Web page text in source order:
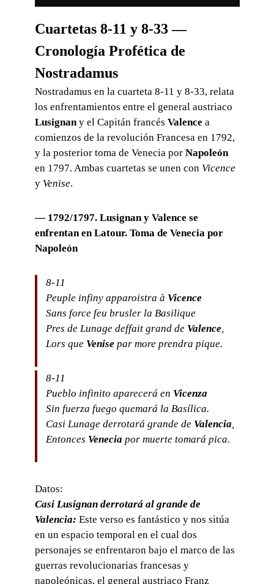
Cuartetas 8-11 y 8-33 —
Cronología Profética de
Nostradamus
Nostradamus en la cuarteta 8-11 y 8-33, relata
los enfrentamientos entre el general austriaco
Lusignany el Capitán francés Valence a
comienzos de la revolución Francesa en 1792,
y la posterior toma de Venecia por Napoleón
en 1797. Ambas cuartetas se unen con Vicence
y Venise.
— 1792/1797. Lusignany Valence se
enfrentan en Latour. Toma de Veneciapor
Napoleón
8-11
Peuple infiny apparoistra à Vicence
Sans force feu brusler la Basilique
Pres de Lunage deffait grand de Valence,
Lors que Venise par more prendra pique.
8-11
Pueblo infinito aparecerá en Vicenza
Sin fuerza fuego quemará la Basílica.
Casi Lunage derrotará grande de Valencia,
Entonces Venecia por muerte tomará pica.
Datos:
Casi Lusignan derrotará al grande de
Valencia: Este verso es fantástico y nos sitúa
en un espacio temporal en el cual dos
personajes se enfrentaron bajo el marco de las
guerras revolucionarias francesas y
napoleónicas, el general austriaco Franz